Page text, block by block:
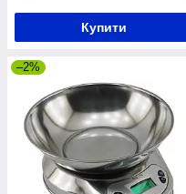
Купити
–2%